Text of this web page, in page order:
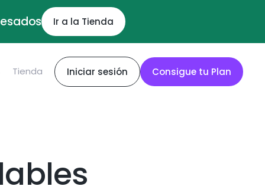
Ir a la Tienda
Tienda Iniciar sesión Consigue tu Plan